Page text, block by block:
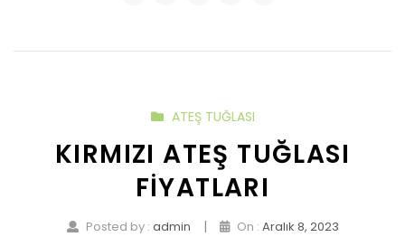
ATEŞ TUĞLASI
KIRMIZI ATEŞ TUĞLASI
FIYATLARI
Posted by : admin | On : Aralık 8, 2023